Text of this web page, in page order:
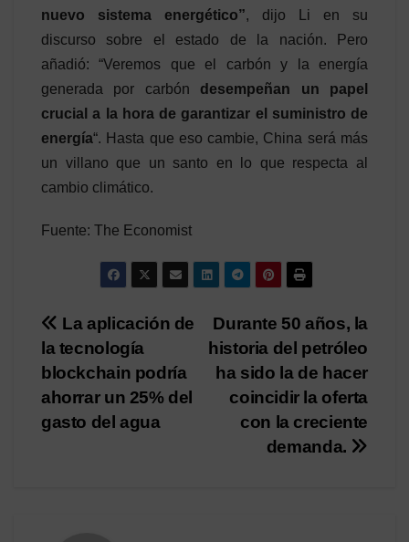
nuevo sistema energético”, dijo Li en su
discurso sobre el estado de la nación. Pero
añadió: “Veremos que el carbón y la energía
generada por carbón desempeñan un papel
crucial a la hora de garantizar el suministro de
energía“. Hasta que eso cambie, China será más
un villano que un santo en lo que respecta al
cambio climático.
Fuente: The Economist
Post
navigation
Durante 50 años, la
historia del petróleo
ha sido la de hacer
coincidir la oferta
con la creciente
demanda.
La aplicación de
la tecnología
blockchain podría
ahorrar un 25% del
gasto del agua